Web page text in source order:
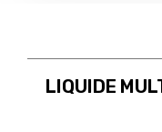
LIQUIDE